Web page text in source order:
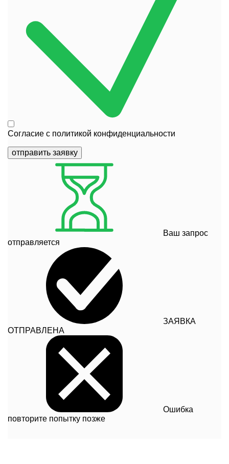
Согласие с политикой конфиденциальности
отправить заявку
Ваш запрос
отправляется
ЗАЯВКА
ОТПРАВЛЕНА
Ошибка
повторите попытку позже